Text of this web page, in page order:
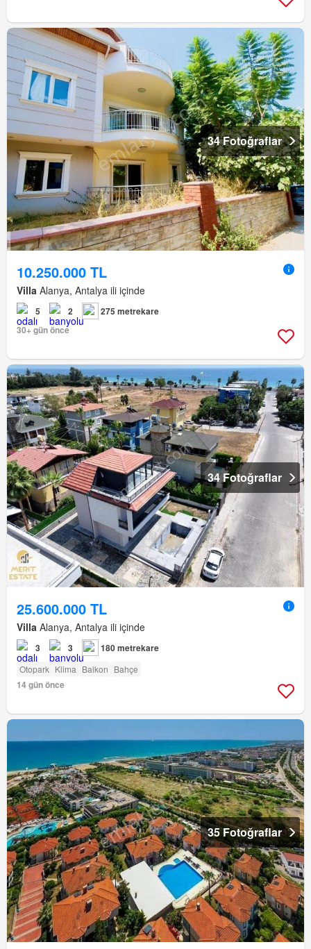
34 Fotoğraflar
10.250.000 TL
Villa Alanya, Antalya ili içinde
5 2
275 metrekare
30+ gün önce
34 Fotoğraflar
25.600.000 TL
Villa Alanya, Antalya ili içinde
3 3 180 metrekare
Otopark Klima Balkon Bahçe
14 gün önce
35 Fotoğraflar